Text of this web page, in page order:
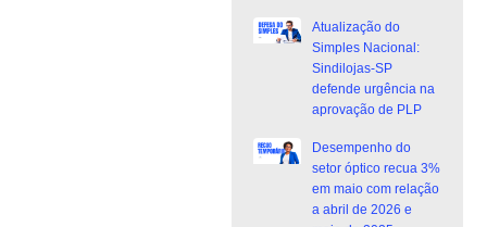
Atualização do
Simples Nacional:
Sindilojas-SP
defende urgência na
aprovação de PLP
Desempenho do
setor óptico recua 3%
em maio com relação
a abril de 2026 e